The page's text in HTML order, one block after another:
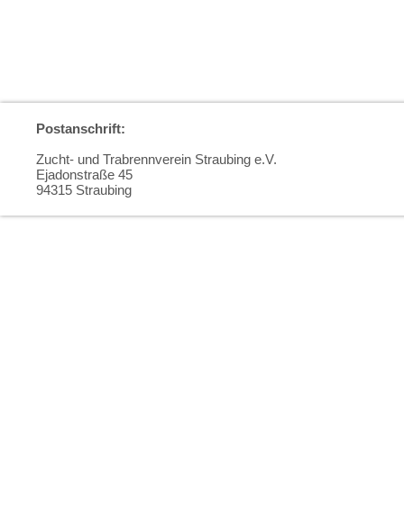
Postanschrift:
Zucht- und Trabrennverein Straubing e.V.
Ejadonstraße 45
94315 Straubing